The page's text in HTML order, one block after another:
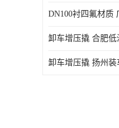
卸车增压撬 合肥低
卸车增压撬 扬州装